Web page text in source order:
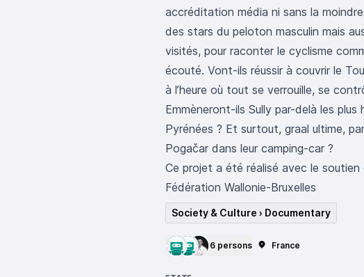
accréditation média ni sans la
des stars du peloton masculin mais
visités, pour raconter le cyclisme
écouté. Vont-ils réussir à couvrir le
à l’heure où tout se verrouille, se
Emmèneront-ils Sully par-delà les
Pyrénées ? Et surtout, graal ultime,
Pogačar dans leur camping-car ?
Ce projet a été réalisé avec le soutien
Fédération Wallonie-Bruxelles
Society & Culture › Documentary
6 persons France